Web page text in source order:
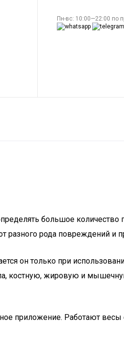
Пн-вс: 10:00—22:00 по
большое количество
разного рода повреждений и
он только при
костную, жировую и
приложение. Работают весы